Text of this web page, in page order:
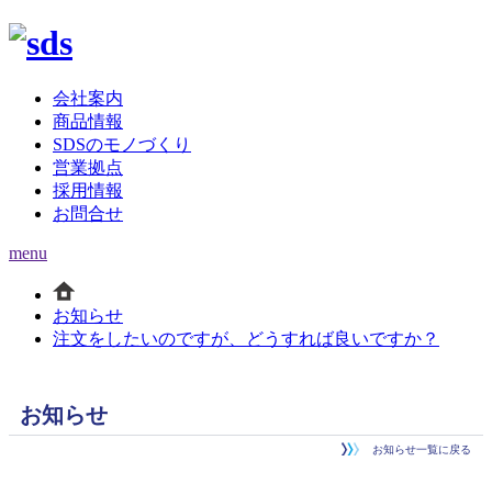
会社案内
商品情報
SDSのモノづくり
営業拠点
採用情報
お問合せ
menu
お知らせ
注文をしたいのですが、どうすれば良いですか？
お知らせ
お知らせ一覧に戻る